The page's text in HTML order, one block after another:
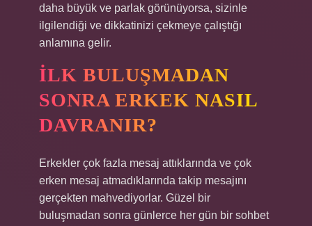
daha büyük ve parlak görünüyorsa, sizinle
ilgilendiği ve dikkatinizi çekmeye çalıştığı
anlamına gelir.
İLK BULUŞMADAN
SONRA ERKEK NASIL
DAVRANIR?
Erkekler çok fazla mesaj attıklarında ve çok
erken mesaj atmadıklarında takip mesajını
gerçekten mahvediyorlar. Güzel bir
buluşmadan sonra günlerce her gün bir sohbet